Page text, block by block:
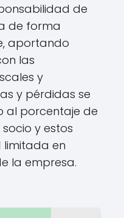
de
de forma
aportando
las
y
y pérdidas se
al porcentaje de
y estos
limitada en
la empresa.